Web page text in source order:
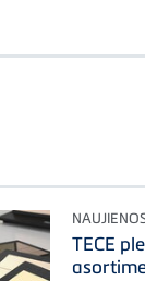
TECE